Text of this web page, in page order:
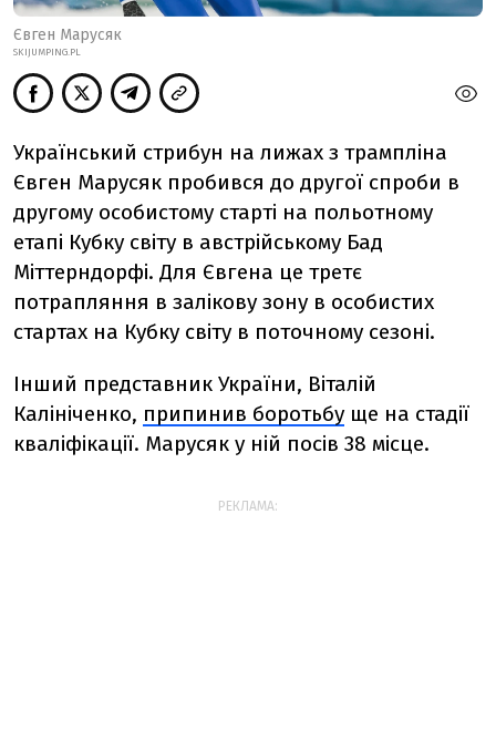
Євген Марусяк
SKIJUMPING.PL
Український стрибун на лижах з трампліна
Євген Марусяк пробився до другої спроби в
другому особистому старті на польотному
етапі Кубку світу в австрійському Бад
Міттерндорфі. Для Євгена це третє
потрапляння в залікову зону в особистих
стартах на Кубку світу в поточному сезоні.
Інший представник України, Віталій
Калініченко, припинив боротьбу ще на стадії
кваліфікації. Марусяк у ній посів 38 місце.
РЕКЛАМА: